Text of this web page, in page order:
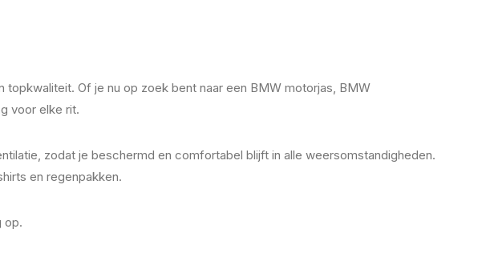
Of je nu op zoek bent naar een BMW motorjas, BMW
voor elke rit.
zodat je beschermd en comfortabel blijft in alle weersomstandigheden.
en regenpakken.
op.